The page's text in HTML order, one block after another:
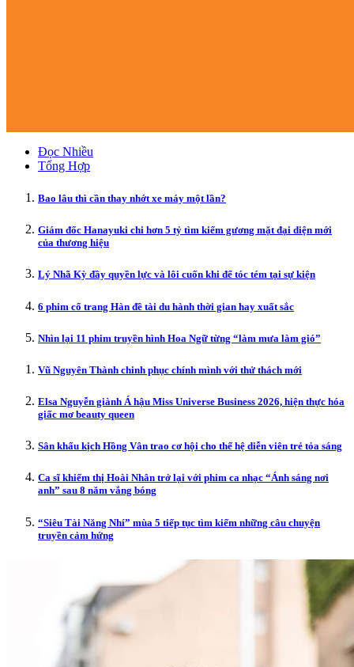
Đọc Nhiều
Tổng Hợp
Bao lâu thì cần thay nhớt xe máy một lần?
Giám đốc Hanayuki chi hơn 5 tỷ tìm kiếm gương mặt đại diện mới
của thương hiệu
Lý Nhã Kỳ đầy quyền lực và lôi cuốn khi để tóc tém tại sự kiện
6 phim cổ trang Hàn đề tài du hành thời gian hay xuất sắc
Nhìn lại 11 phim truyền hình Hoa Ngữ từng “làm mưa làm gió”
Vũ Nguyên Thành chinh phục chính mình với thử thách mới
Elsa Nguyễn giành Á hậu Miss Universe Business 2026, hiện thực hóa
giấc mơ beauty queen
Sân khấu kịch Hồng Vân trao cơ hội cho thế hệ diễn viên trẻ tỏa sáng
Ca sĩ khiếm thị Hoài Nhân trở lại với phim ca nhạc “Ánh sáng nơi
anh” sau 8 năm vắng bóng
“Siêu Tài Năng Nhí” mùa 5 tiếp tục tìm kiếm những câu chuyện
truyền cảm hứng